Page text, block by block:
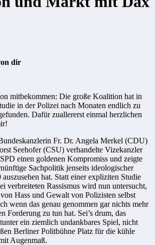
dir
mitbekommen: Die große Koalition hat in
in der Polizei nach Monaten endlich zu
Dafür zuallererst einmal herzlichen
Fr. Dr. Angela Merkel (CDU)
Seehofer (CSU) verhandelte Vizekanzler
einen goldenen Kompromiss und zeigte
Sachpolitik jenseits ideologischer
hat. Statt einer expliziten Studie
verbreiteten Rassismus wird nun untersucht,
Hass und Gewalt von Polizisten selbst
wenn das genau genommen gar nichts mehr
Forderung zu tun hat. Sei’s drum, das
ein ziemlich undankbares Spiel, nicht
Berliner Politbühne Platz für die kühle
Augenmaß.